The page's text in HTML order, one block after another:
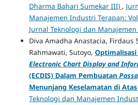
Dharma Bahari Sumekar III) ,
Manajemen Industri Terapan:
Jurnal Teknologi dan
Diva Amadha Anastacia, Firdaus
Rahmawati, Sutoyo, Optimalisasi
Electronic Chart Display and
(ECDIS) Dalam Pembuatan
Menunjang Keselamatan di
Teknologi dan Manajemen